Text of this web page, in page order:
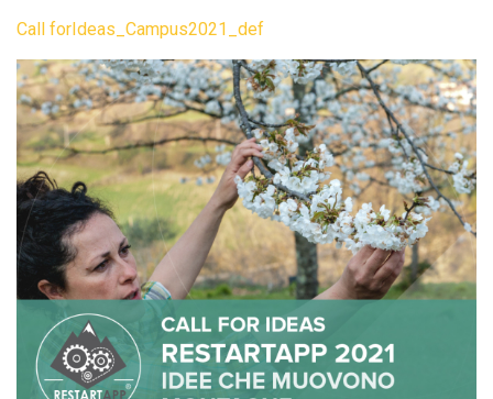
Call forIdeas_Campus2021_def